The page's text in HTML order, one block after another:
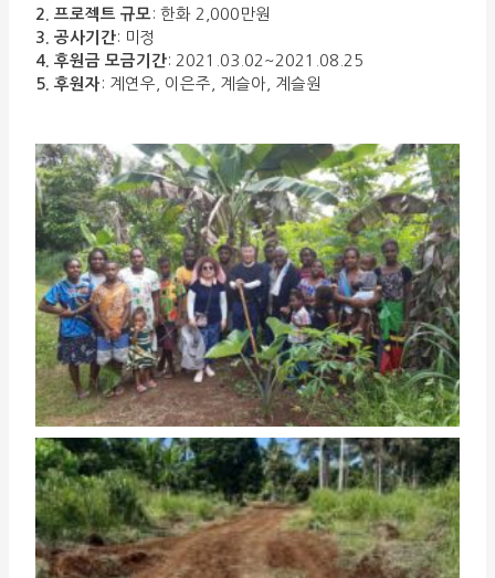
2. 프로젝트 규모 : 한화 2,000만원
3. 공사기간: 미정
4. 후원금 모금기간: 2021.03.02~2021.08.25
5. 후원자 : 계연우, 이은주, 계슬아, 계슬원